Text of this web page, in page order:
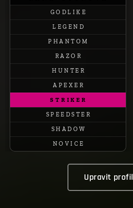
G O D L I K E
L E G E N D
P H A N T O M
R A Z O R
H U N T E R
A P E X E R
S T R I K E R
S P E E D S T E R
S H A D O W
N O V I C E
Upravit profil